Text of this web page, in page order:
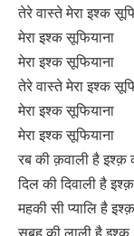
तेरे वास्ते मेरा इश्क
मेरा इश्क सूफियाना
मेरा इश्क सूफियाना
तेरे वास्ते मेरा इश्क
मेरा इश्क सूफियाना
मेरा इश्क सूफियाना
रब की क़वाली है इश्क़
दिल की दिवाली है
महकी सी प्यालि है
सुबह की लाली है इश्क़